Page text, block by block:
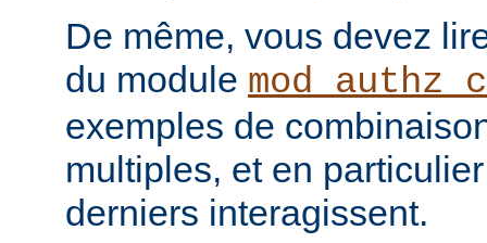
De même, vous devez
du module
exemples de
multiples, et en
derniers interagissent.